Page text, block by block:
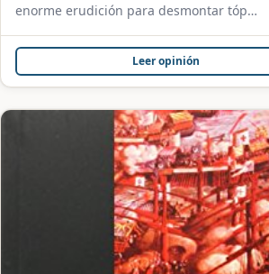
enorme erudición para desmontar tóp…
Leer opinión